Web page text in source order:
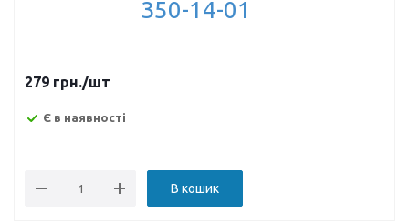
350-14-01
279 грн./шт
Є в наявності
В кошик